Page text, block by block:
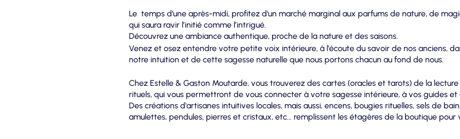
Le temps d’une après-midi, profitez d'un marché marginal aux parfums de nature, de
qui saura ravir l’initié comme l’intrigué.
Découvrez une ambiance authentique, proche de la nature et des saisons.
Venez et osez entendre votre petite voix intérieure, à l'écoute du savoir de nos anciens,
notre intuition et de cette sagesse naturelle que nous portons chacun au fond de nous.
Chez Estelle & Gaston Moutarde, vous trouverez des cartes (oracles et tarots) de la
rituels, qui vous permettront de vous connecter à votre sagesse intérieure, à vos guides
Des créations d'artisanes intuitives locales, mais aussi, encens, bougies rituelles, sels de
amulettes, pendules, pierres et cristaux, etc... remplissent les étagères de la boutique